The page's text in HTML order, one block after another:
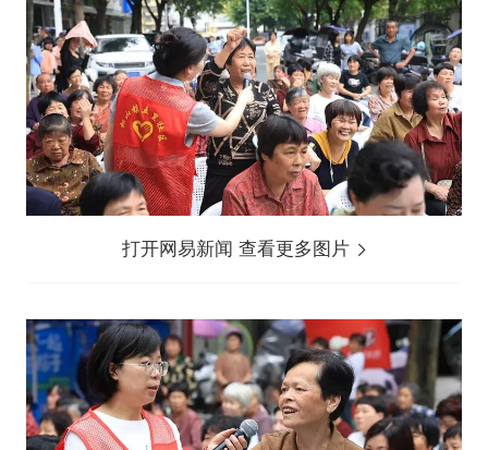
打开网易新闻 查看更多图片